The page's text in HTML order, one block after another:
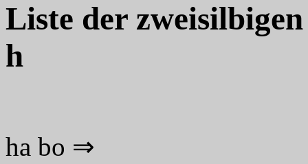
Liste der
h
ha bo ⇒